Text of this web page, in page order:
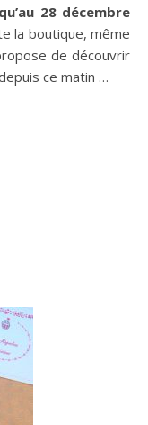
28 décembre
la boutique, même
de découvrir
ce matin …